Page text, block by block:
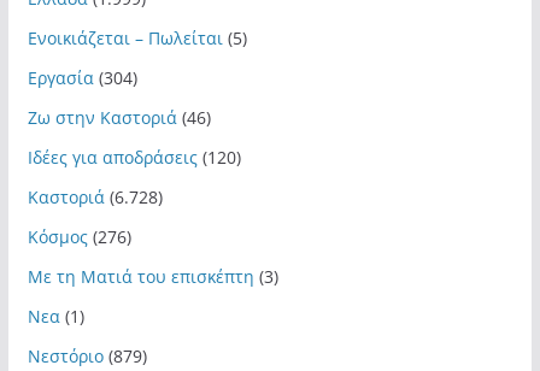
Ενοικιάζεται – Πωλείται (5)
Εργασία (304)
Ζω στην Καστοριά (46)
Ιδέες για αποδράσεις(120)
Καστοριά (6.728)
Κόσμος(276)
Με τη Ματιά του επισκέπτη (3)
Νεα (1)
Νεστόριο(879)